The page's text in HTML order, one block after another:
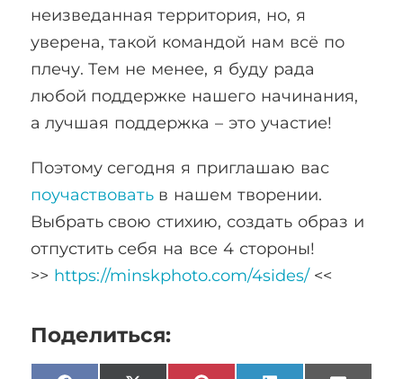
неизведанная территория, но, я
уверена, такой командой нам всё по
плечу. Тем не менее, я буду рада
любой поддержке нашего начинания,
а лучшая поддержка – это участие!
Поэтому сегодня я приглашаю вас
поучаствоватьв нашем творении.
Выбрать свою стихию, создать образ и
отпустить себя на все 4 стороны!
>> https://minskphoto.com/4sides/<<
Поделиться: